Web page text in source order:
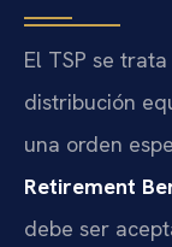
El TSP se
distribución
una orden
Retirement
debe ser